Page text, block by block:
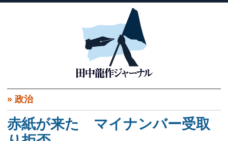
» 政治
赤紙が来た マイナンバー受取